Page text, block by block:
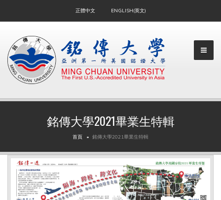
正體中文 ENGLISH(英文)
▼
▼
銘傳大學2021畢業生特輯
首頁 銘傳大學2021畢業生特輯